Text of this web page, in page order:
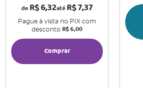
de R$ 6,32até R$ 7,37
Pague à vista no PIX com
desconto R$ 6,00
Comprar